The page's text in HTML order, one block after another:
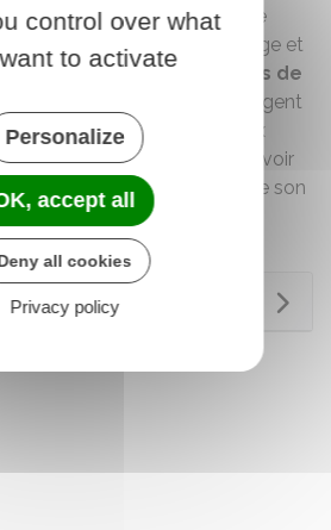
à la disposition de
ce temps d'habillage et
considéré comme du temps de
par exemple le cas pour un agent
exclusive ou non des travaux
lorsqu'il est amené à devoir
sa prise de poste et la fin de son
control over what
to activate
Personalize
accept all
all cookies
Privacy policy